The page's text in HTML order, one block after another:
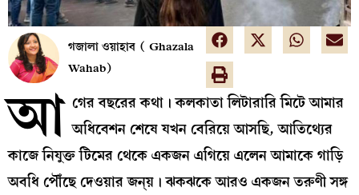
গজালা ওয়াহাব ( Ghazala
Wahab)
আ গের বছরের কথা। কলকাতা লিটারারি মিটে আমার
অধিবেশন শেষে যখন বেরিয়ে আসছি, আতিথ্যের
কাজে নিযুক্ত টিমের থেকে একজন এগিয়ে এলেন আমাকে গাড়ি
অবধি পৌঁছে দেওয়ার জন্য়। ঝকঝকে আরও একজন তরুণী সঙ্গ